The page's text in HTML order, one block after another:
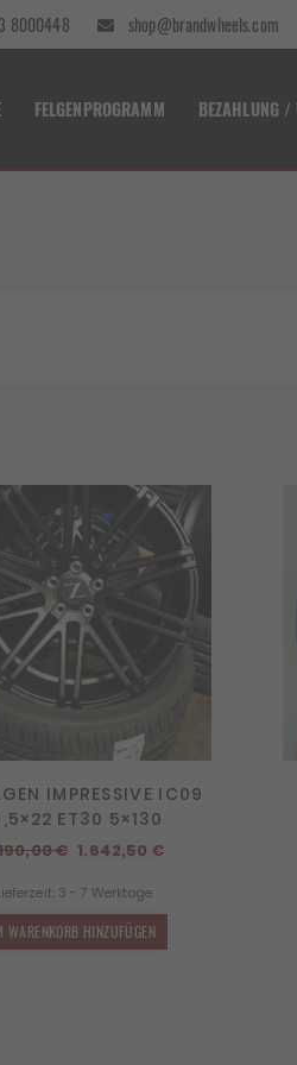
8000448 shop@brandwheels.com
FELGENPROGRAMM BEZAHLUNG /
IMPRESSIVE IC09
ET30 5×130
€ Ursprünglicher
war:
2.190,00 €
1.642,50 €Aktueller
3 - 7 Werktage
WARENKORB HINZUFÜGEN